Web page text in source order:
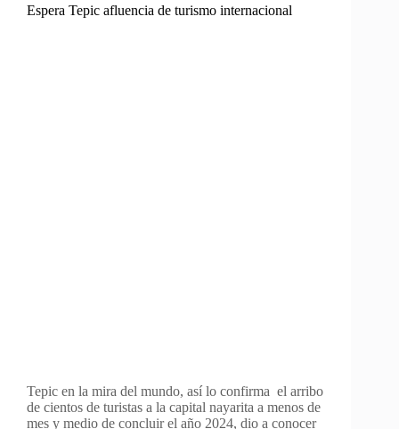
Espera Tepic afluencia de turismo internacional
Tepic en la mira del mundo, así lo confirma el arribo
de cientos de turistas a la capital nayarita a menos de
mes y medio de concluir el año 2024, dio a conocer